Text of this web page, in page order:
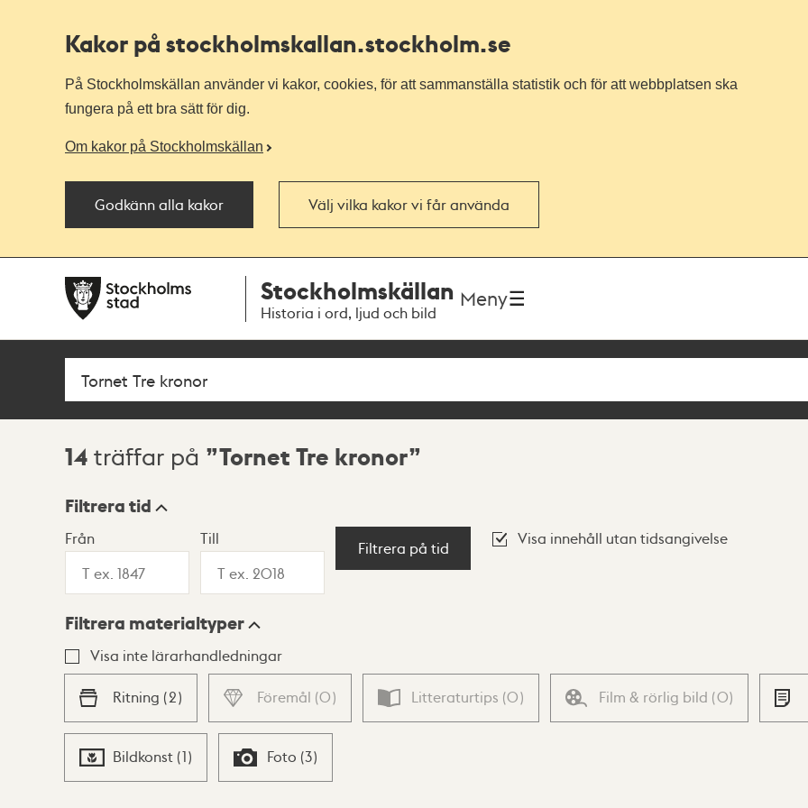
Kakor på stockholmskallan.stockholm.se
På Stockholmskällan använder vi kakor, cookies, för att sammanställa statistik och för att webbplatsen ska
fungera på ett bra sätt för dig.
Om kakor på Stockholmskällan
Godkänn alla kakor Välj vilka kakor vi får använda
navigationen
huvudinnehållet
Stockholmskällan
Historia i ord, ljud och bild
Meny
Sök
Sökresultat
14 träffar på Tornet Tre kronor
Visningsläge
Lista Karta
Filtrera tid
Från Till
Filtrera på tid
Visa innehåll utan tidsangivelse
Filtrera materialtyper
Visa inte lärarhandledningar
Ritning (2) Föremål (0) Litteraturtips (0) Film & rörlig bild (0)
Bildkonst (1) Foto (3)